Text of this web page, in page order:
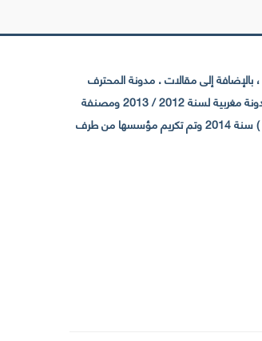
إلى مقالات . مدونة المحترف
تأسست سنة 2009 حيث تستقطب الآن عدد كبير من الزوار من كافة ربوع الوطن العربي ، حيث ان مقرها الرئيسي بالمغرب و مديرها امين رغيب ،حاصلة على جائزة افضل مدونة مغربية لسنة 2012 / 2013 ومصنفة
ضمن افضل 10 مدونات عربية حسب المركز الدولي للصحفيين ICFJ سنة 2013 وحاصلة على الجائزة الفضية من يوتوب (اول قناة مغربية تحصل على هذه الجائزة من يوتوب ) سنة 2014 وتم تكريم مؤسسها من طرف